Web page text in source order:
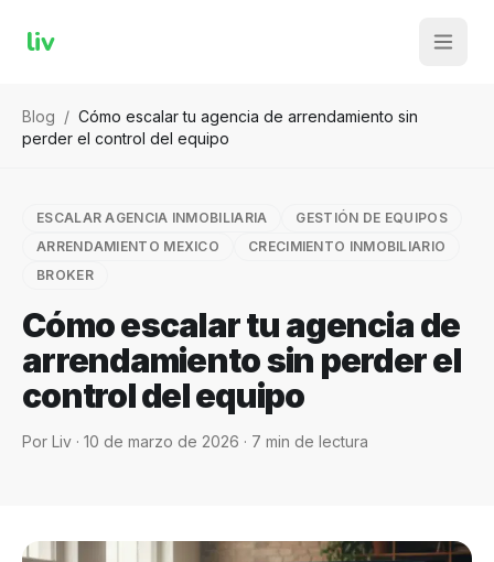
liv
Blog / Cómo escalar tu agencia de arrendamiento sin
perder el control del equipo
ESCALAR AGENCIA INMOBILIARIA
GESTIÓN DE EQUIPOS
ARRENDAMIENTO MEXICO
CRECIMIENTO INMOBILIARIO
BROKER
Cómo escalar tu agencia de
arrendamiento sin perder el
control del equipo
Por Liv · 10 de marzo de 2026 · 7 min de lectura